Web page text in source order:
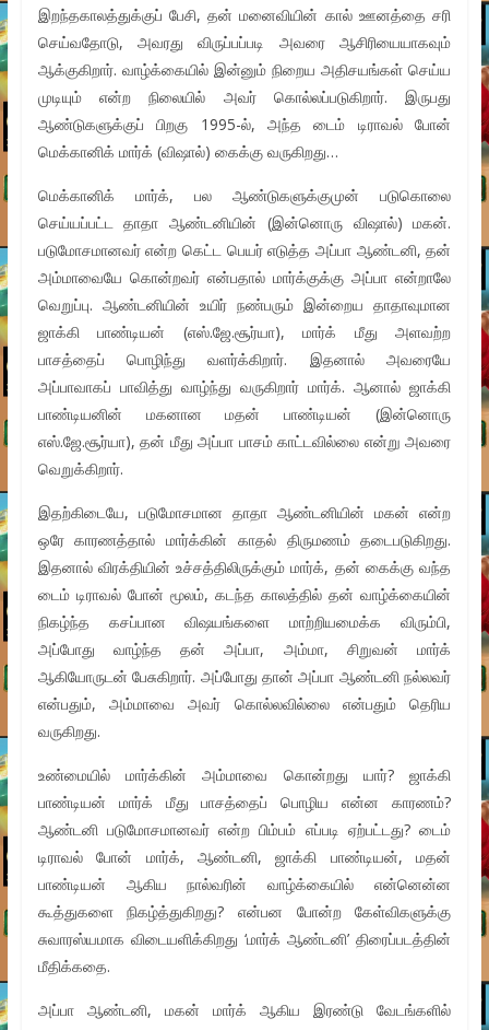
இறந்தகாலத்துக்குப் பேசி, தன் மனைவியின் கால் ஊனத்தை சரி
செய்வதோடு, அவரது விருப்பப்படி அவரை ஆசிரியையாகவும்
ஆக்குகிறார். வாழ்க்கையில் இன்னும் நிறைய அதிசயங்கள் செய்ய
முடியும் என்ற நிலையில் அவர் கொல்லப்படுகிறார். இருபது
ஆண்டுகளுக்குப் பிறகு 1995-ல், அந்த டைம் டிராவல் போன்
மெக்கானிக் மார்க் (விஷால்) கைக்கு வருகிறது…
மெக்கானிக் மார்க், பல ஆண்டுகளுக்குமுன் படுகொலை
செய்யப்பட்ட தாதா ஆண்டனியின் (இன்னொரு விஷால்) மகன்.
படுமோசமானவர் என்ற கெட்ட பெயர் எடுத்த அப்பா ஆண்டனி, தன்
அம்மாவையே கொன்றவர் என்பதால் மார்க்குக்கு அப்பா என்றாலே
வெறுப்பு. ஆண்டனியின் உயிர் நண்பரும் இன்றைய தாதாவுமான
ஜாக்கி பாண்டியன் (எஸ்.ஜே.சூர்யா), மார்க் மீது அளவற்ற
பாசத்தைப் பொழிந்து வளர்க்கிறார். இதனால் அவரையே
அப்பாவாகப் பாவித்து வாழ்ந்து வருகிறார் மார்க். ஆனால் ஜாக்கி
பாண்டியனின் மகனான மதன் பாண்டியன் (இன்னொரு
எஸ்.ஜே.சூர்யா), தன் மீது அப்பா பாசம் காட்டவில்லை என்று அவரை
வெறுக்கிறார்.
இதற்கிடையே, படுமோசமான தாதா ஆண்டனியின் மகன் என்ற
ஒரே காரணத்தால் மார்க்கின் காதல் திருமணம் தடைபடுகிறது.
இதனால் விரக்தியின் உச்சத்திலிருக்கும் மார்க், தன் கைக்கு வந்த
டைம் டிராவல் போன் மூலம், கடந்த காலத்தில் தன் வாழ்க்கையின்
நிகழ்ந்த கசப்பான விஷயங்களை மாற்றியமைக்க விரும்பி,
அப்போது வாழ்ந்த தன் அப்பா, அம்மா, சிறுவன் மார்க்
ஆகியோருடன் பேசுகிறார். அப்போது தான் அப்பா ஆண்டனி நல்லவர்
என்பதும், அம்மாவை அவர் கொல்லவில்லை என்பதும் தெரிய
வருகிறது.
உண்மையில் மார்க்கின் அம்மாவை கொன்றது யார்? ஜாக்கி
பாண்டியன் மார்க் மீது பாசத்தைப் பொழிய என்ன காரணம்?
ஆண்டனி படுமோசமானவர் என்ற பிம்பம் எப்படி ஏற்பட்டது? டைம்
டிராவல் போன் மார்க், ஆண்டனி, ஜாக்கி பாண்டியன், மதன்
பாண்டியன் ஆகிய நால்வரின் வாழ்க்கையில் என்னென்ன
கூத்துகளை நிகழ்த்துகிறது? என்பன போன்ற கேள்விகளுக்கு
சுவாரஸ்யமாக விடையளிக்கிறது ‘மார்க் ஆண்டனி’ திரைப்படத்தின்
மீதிக்கதை.
அப்பா ஆண்டனி, மகன் மார்க் ஆகிய இரண்டு வேடங்களில்